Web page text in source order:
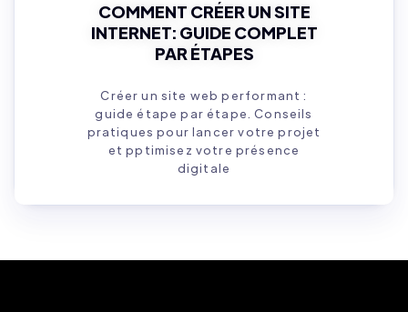
COMMENT CRÉER UN SITE
INTERNET: GUIDE COMPLET
PAR ÉTAPES
Créer un site web performant :
guide étape par étape. Conseils
pratiques pour lancer votre projet
et pptimisez votre présence
digitale